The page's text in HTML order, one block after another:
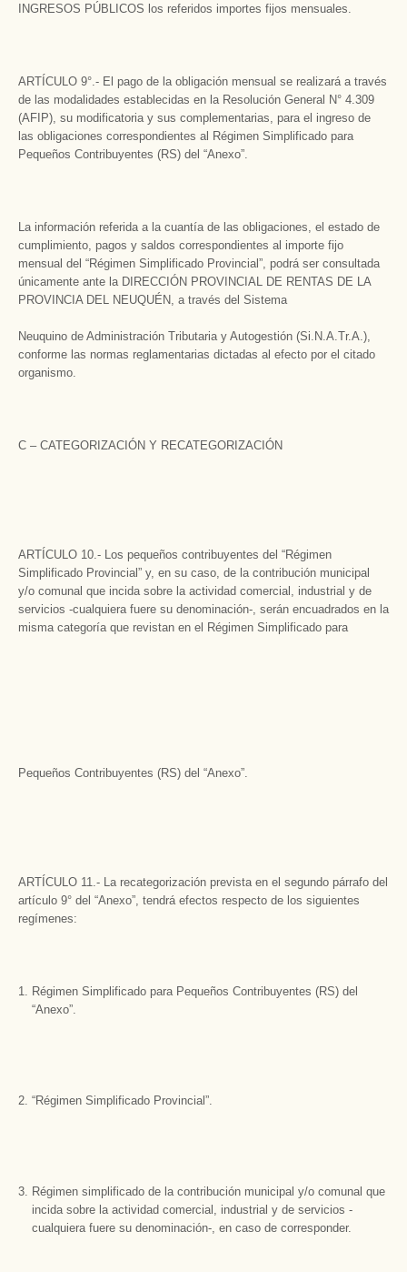
INGRESOS PÚBLICOS los referidos importes fijos mensuales.
ARTÍCULO 9°.- El pago de la obligación mensual se realizará a través
de las modalidades establecidas en la Resolución General N° 4.309
(AFIP), su modificatoria y sus complementarias, para el ingreso de
las obligaciones correspondientes al Régimen Simplificado para
Pequeños Contribuyentes (RS) del “Anexo”.
La información referida a la cuantía de las obligaciones, el estado de
cumplimiento, pagos y saldos correspondientes al importe fijo
mensual del “Régimen Simplificado Provincial”, podrá ser consultada
únicamente ante la DIRECCIÓN PROVINCIAL DE RENTAS DE LA
PROVINCIA DEL NEUQUÉN, a través del Sistema
Neuquino de Administración Tributaria y Autogestión (Si.N.A.Tr.A.),
conforme las normas reglamentarias dictadas al efecto por el citado
organismo.
C – CATEGORIZACIÓN Y RECATEGORIZACIÓN
ARTÍCULO 10.- Los pequeños contribuyentes del “Régimen
Simplificado Provincial” y, en su caso, de la contribución municipal
y/o comunal que incida sobre la actividad comercial, industrial y de
servicios -cualquiera fuere su denominación-, serán encuadrados en la
misma categoría que revistan en el Régimen Simplificado para
Pequeños Contribuyentes (RS) del “Anexo”.
ARTÍCULO 11.- La recategorización prevista en el segundo párrafo del
artículo 9° del “Anexo”, tendrá efectos respecto de los siguientes
regímenes:
Régimen Simplificado para Pequeños Contribuyentes (RS) del
“Anexo”.
“Régimen Simplificado Provincial”.
Régimen simplificado de la contribución municipal y/o comunal que
incida sobre la actividad comercial, industrial y de servicios -
cualquiera fuere su denominación-, en caso de corresponder.